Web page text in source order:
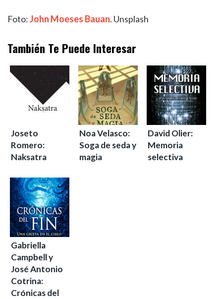
Foto:John Moeses Bauan. Unsplash
También Te Puede Interesar
Joseto
Romero:
Naksatra
Noa Velasco:
Soga de seda y
magia
David Olier:
Memoria
selectiva
Gabriella
Campbell y
José Antonio
Cotrina:
Crónicas del